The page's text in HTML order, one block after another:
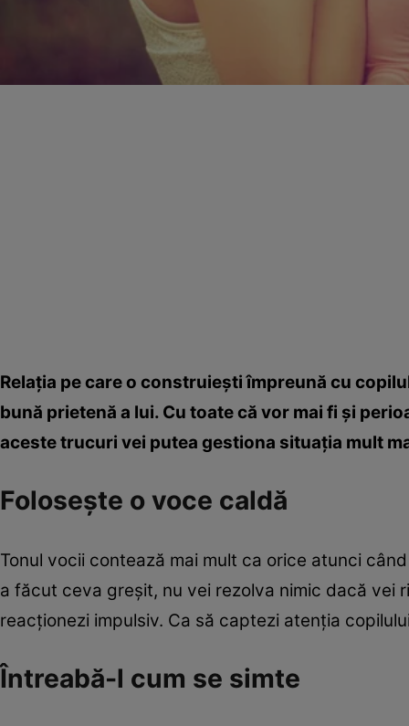
Relaţia pe care o construieşti împreună cu
bună prietenă a lui. Cu toate că vor mai fi şi
aceste trucuri vei putea gestiona situaţia mult
Foloseşte o voce caldă
Tonul vocii contează mai mult ca orice atunci
a făcut ceva greşit, nu vei rezolva nimic dacă vei
reacţionezi impulsiv. Ca să captezi atenţia
Întreabă-l cum se simte